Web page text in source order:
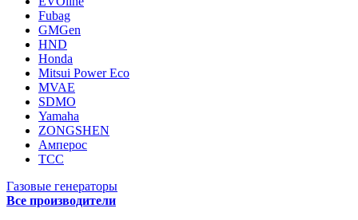
Fubag
GMGen
HND
Honda
Mitsui Power Eco
MVAE
SDMO
Yamaha
ZONGSHEN
Амперос
ТСС
Газовые генераторы
Все производители